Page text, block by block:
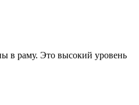
в раму. Это высокий уровень